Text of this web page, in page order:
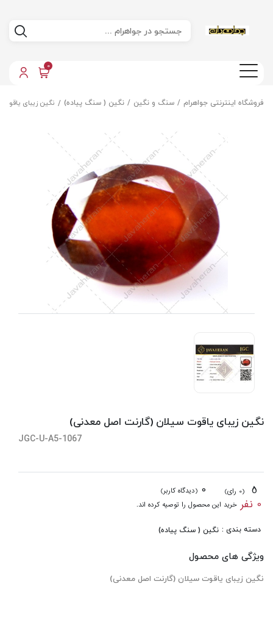
0
فروشگاه اینترنتی جواهرام سنگ و نگین نگین ( سنگ پیاده) نگین زیبای
نگین زیبای یاقوت سیلان (گارنت اصل معدنی)
JGC-U-A5-1067
(0 رای) 0 (دیدگاه کاربر)
0 نفر خرید این محصول را توصیه کرده اند.
دسته بندی : نگین ( سنگ پیاده)
ویژگی های محصول
نگین زیبای یاقوت سیلان (گارنت اصل معدنی)